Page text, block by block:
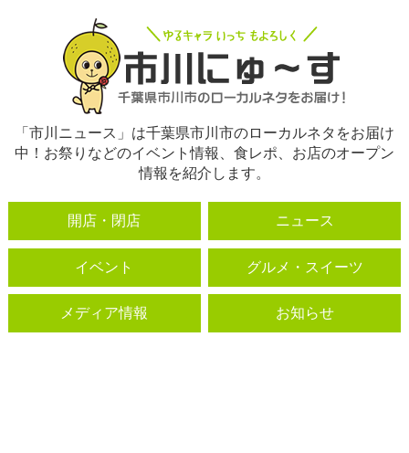
「市川ニュース」は千葉県市川市のローカルネタをお届け
中！お祭りなどのイベント情報、食レポ、お店のオープン
情報を紹介します。
開店・閉店 ニュース
イベント グルメ・スイーツ
メディア情報 お知らせ